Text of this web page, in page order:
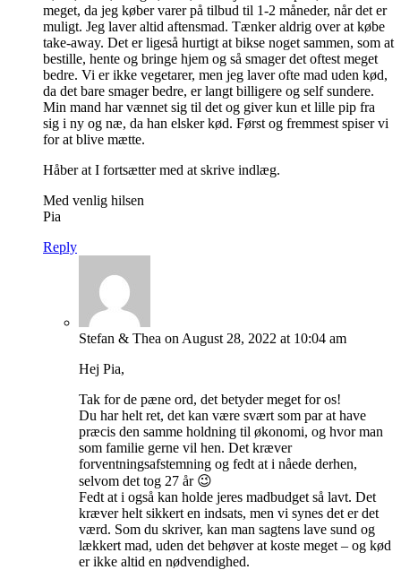
meget, da jeg køber varer på tilbud til 1-2 måneder, når det er
muligt. Jeg laver altid aftensmad. Tænker aldrig over at købe
take-away. Det er ligeså hurtigt at bikse noget sammen, som at
bestille, hente og bringe hjem og så smager det oftest meget
bedre. Vi er ikke vegetarer, men jeg laver ofte mad uden kød,
da det bare smager bedre, er langt billigere og self sundere.
Min mand har vænnet sig til det og giver kun et lille pip fra
sig i ny og næ, da han elsker kød. Først og fremmest spiser vi
for at blive mætte.
Håber at I fortsætter med at skrive indlæg.
Med venlig hilsen
Pia
Reply
Stefan & Thea on August 28, 2022 at 10:04 am
Hej Pia,
Tak for de pæne ord, det betyder meget for os!
Du har helt ret, det kan være svært som par at have
præcis den samme holdning til økonomi, og hvor man
som familie gerne vil hen. Det kræver
forventningsafstemning og fedt at i nåede derhen,
selvom det tog 27 år 😉
Fedt at i også kan holde jeres madbudget så lavt. Det
kræver helt sikkert en indsats, men vi synes det er det
værd. Som du skriver, kan man sagtens lave sund og
lækkert mad, uden det behøver at koste meget – og kød
er ikke altid en nødvendighed.